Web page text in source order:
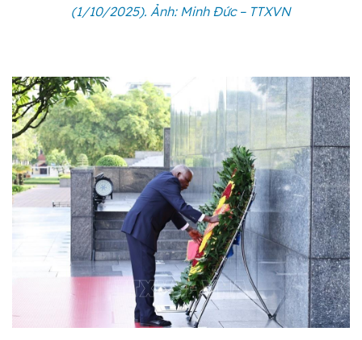
(1/10/2025). Ảnh: Minh Đức – TTXVN